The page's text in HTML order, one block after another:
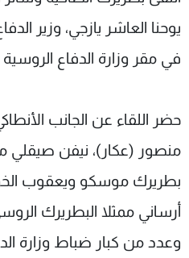
يوحنا العاشر يازجي، وزير
في مقر وزارة الدفاع
حضر اللقاء عن الجانب
منصور (عكار)، نيفن صيقلي
بطريرك موسكو ويعقوب
أرساني ممثلا البطريرك
وعدد من كبار ضباط وزارة
شاهد البرامج
الترددات
لاعلاناتكم
شروط